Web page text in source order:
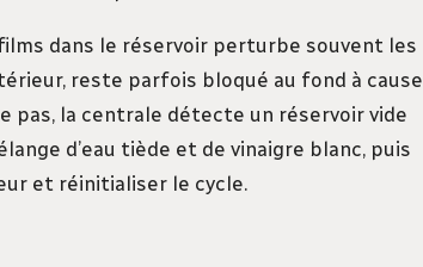
dans le réservoir perturbe souvent les
reste parfois bloqué au fond à cause
pas, la centrale détecte un réservoir vide
d’eau tiède et de vinaigre blanc, puis
et réinitialiser le cycle.